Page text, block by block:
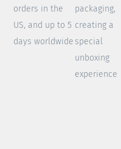
orders in the
US, and up to 5
days worldwide
packaging,
creating a
special
unboxing
experience